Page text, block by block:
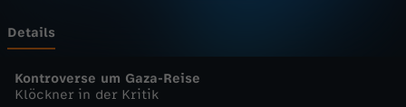
-
h
Details
Kontroverse um Gaza-Reise
Klöckner in der Kritik